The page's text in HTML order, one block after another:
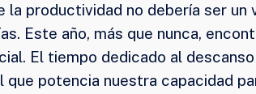
productividad no debería ser un
Este año, más que nunca,
El tiempo dedicado al
potencia nuestra capacidad